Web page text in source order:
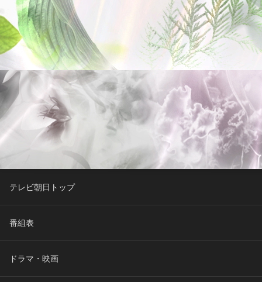
テレビ朝日トップ
番組表
ドラマ・映画